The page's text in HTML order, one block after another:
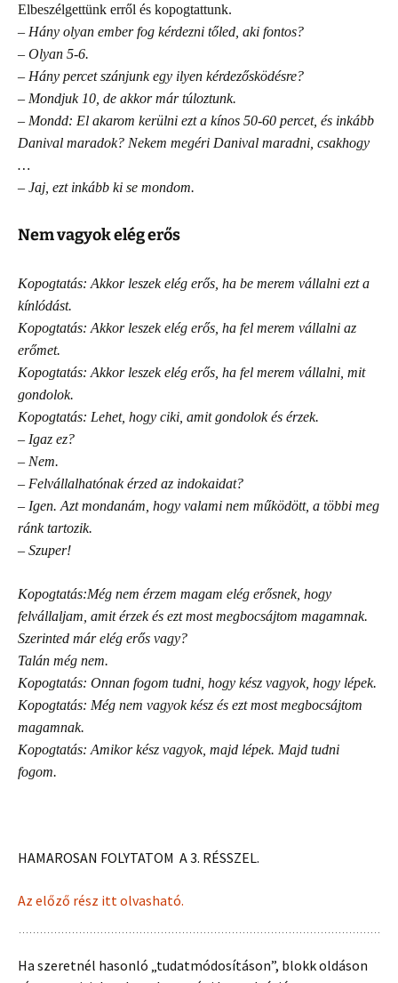
Elbeszélgettünk erről és kopogtattunk.
– Hány olyan ember fog kérdezni tőled, aki fontos?
– Olyan 5-6.
– Hány percet szánjunk egy ilyen kérdezősködésre?
– Mondjuk 10, de akkor már túloztunk.
– Mondd: El akarom kerülni ezt a kínos 50-60 percet, és inkább
Danival maradok? Nekem megéri Danival maradni, csakhogy
…
– Jaj, ezt inkább ki se mondom.
Nem vagyok elég erős
Kopogtatás: Akkor leszek elég erős, ha be merem vállalni ezt a
kínlódást.
Kopogtatás: Akkor leszek elég erős, ha fel merem vállalni az
erőmet.
Kopogtatás: Akkor leszek elég erős, ha fel merem vállalni, mit
gondolok.
Kopogtatás: Lehet, hogy ciki, amit gondolok és érzek.
– Igaz ez?
– Nem.
– Felvállalhatónak érzed az indokaidat?
– Igen. Azt mondanám, hogy valami nem működött, a többi meg
ránk tartozik.
– Szuper!
Kopogtatás:Még nem érzem magam elég erősnek, hogy
felvállaljam, amit érzek és ezt most megbocsájtom magamnak.
Szerinted már elég erős vagy?
Talán még nem.
Kopogtatás: Onnan fogom tudni, hogy kész vagyok, hogy lépek.
Kopogtatás: Még nem vagyok kész és ezt most megbocsájtom
magamnak.
Kopogtatás: Amikor kész vagyok, majd lépek. Majd tudni
fogom.
HAMAROSAN FOLYTATOM A 3. RÉSSZEL.
Az előző rész itt olvasható.
Ha szeretnél hasonló „tudatmódosításon”, blokk oldáson